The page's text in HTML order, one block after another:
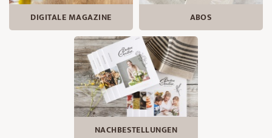
DIGITALE MAGAZINE ABOS
NACHBESTELLUNGEN